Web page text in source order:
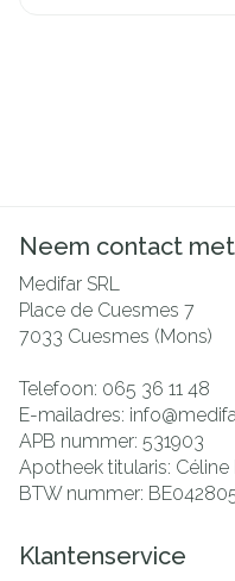
Neem contact
Medifar SRL
Place de Cuesmes 7
7033 Cuesmes (Mons)
Telefoon: 065 36 11 48
E-mailadres: info@
APB nummer: 531903
Apotheek titularis: Céline
BTW nummer:
Klantenservice